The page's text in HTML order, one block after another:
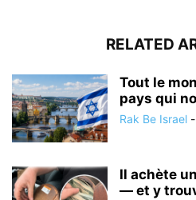
RELATED
Tout le
pays qui
Rak Be Israel -
Il achète
— et y